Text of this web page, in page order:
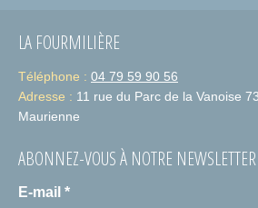
LA FOURMILIÈRE
Téléphone : 04 79 59 90 56
Adresse : 11 rue du Parc de la Vanoise
Maurienne
ABONNEZ-VOUS À NOTRE NEWSLETTER
E-mail *